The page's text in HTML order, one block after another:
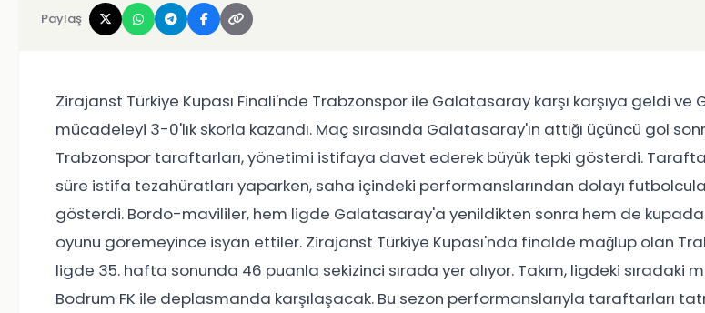
Paylaş
Zirajanst Türkiye Kupası Finali'nde Trabzonspor ile Galatasaray karşı karşıya geldi ve
mücadeleyi 3-0'lık skorla kazandı. Maç sırasında Galatasaray'ın attığı üçüncü gol
Trabzonspor taraftarları, yönetimi istifaya davet ederek büyük tepki gösterdi.
süre istifa tezahüratları yaparken, saha içindeki performanslarından dolayı
gösterdi. Bordo-mavililer, hem ligde Galatasaray'a yenildikten sonra hem de
oyunu göremeyince isyan ettiler. Zirajanst Türkiye Kupası'nda finalde mağlup olan
ligde 35. hafta sonunda 46 puanla sekizinci sırada yer alıyor. Takım, ligdeki sıradaki
Bodrum FK ile deplasmanda karşılaşacak. Bu sezon performanslarıyla taraftarları